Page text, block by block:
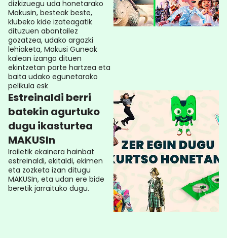
dizkizuegu uda honetarako
Makusin, besteak beste,
klubeko kide izateagatik
dituzuen abantailez
gozatzea, udako argazki
lehiaketa, Makusi Guneak
kalean izango dituen
ekintzetan parte hartzea eta
baita udako egunetarako
pelikula esk
Estreinaldi berri
batekin agurtuko
dugu ikasturtea
MAKUSIn
Irailetik ekainera hainbat
estreinaldi, ekitaldi, ekimen
eta zozketa izan ditugu
MAKUSIn, eta udan ere bide
beretik jarraituko dugu.